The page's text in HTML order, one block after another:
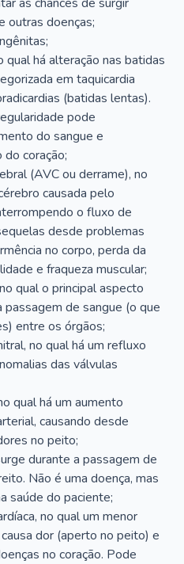
outras doenças;
qual há alteração nas batidas
em taquicardia
(batidas lentas).
pode
do sangue e
coração;
(AVC ou derrame), no
causada pelo
o fluxo de
desde problemas
no corpo, perda da
e fraqueza muscular;
qual o principal aspecto
de sangue (o que
entre os órgãos;
no qual há um refluxo
das válvulas
qual há um aumento
causando desde
no peito;
durante a passagem de
Não é uma doença, mas
saúde do paciente;
no qual um menor
dor (aperto no peito) e
no coração. Pode